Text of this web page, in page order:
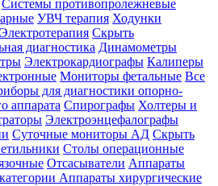
Системы противопролежневые
УВЧ терапия Ходунки
Электротерапия Скрыть
диагностика Динамометры
Электрокардиографы Калиперы
Мониторы фетальные Все
для диагностики опорно-
аппарата Спирографы Холтеры и
Электроэнцефалографы
Суточные мониторы АД Скрыть
Столы операционные
Отсасыватели Аппараты
Аппараты хирургические